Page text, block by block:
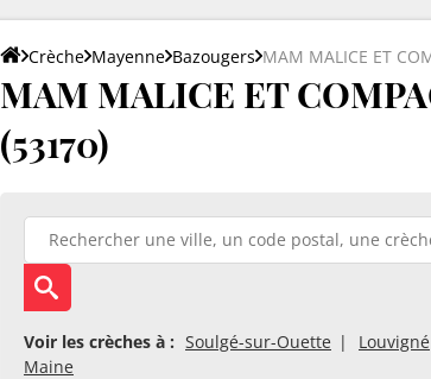
Crèche Mayenne Bazougers MAM MALICE ET
MAM MALICE ET
(53170)
Voir les crèches à : Soulgé-sur-Ouette Louvigné
Maine